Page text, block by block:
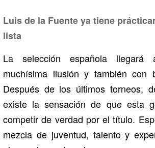
Luis de la Fuente ya tiene
lista
La selección española llegará
muchísima ilusión y también con
Después de los últimos torneos,
existe la sensación de que esta
competir de verdad por el título.
mezcla de juventud, talento y